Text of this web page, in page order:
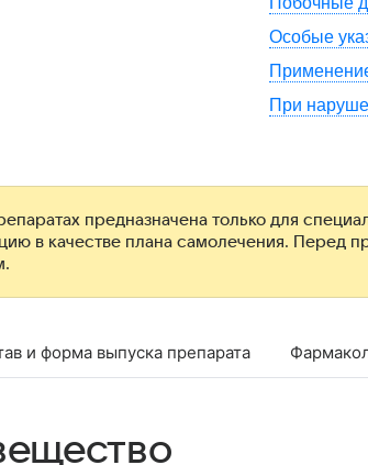
Особые
При
предназначена только для
в качестве плана самолечения. Перед
и форма выпуска препарата